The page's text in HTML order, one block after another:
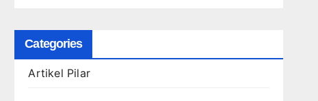
Categories
Artikel Pilar